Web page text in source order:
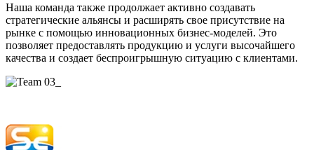
Наша команда также продолжает активно создавать
стратегические альянсы и расширять свое присутствие на
рынке с помощью инновационных бизнес-моделей. Это
позволяет предоставлять продукцию и услуги высочайшего
качества и создает беспроигрышную ситуацию с клиентами.